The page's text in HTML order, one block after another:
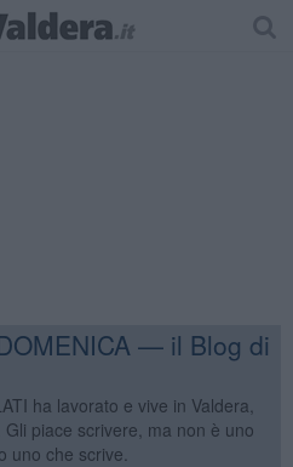
— il Blog di
ha lavorato e vive in Valdera,
Gli piace scrivere, ma non è uno
uno che scrive.